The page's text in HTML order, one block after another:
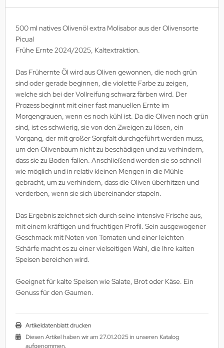
500 ml natives Olivenöl extra Molisabor aus der Olivensorte
Picual
Frühe Ernte 2024/2025, Kaltextraktion.
Das Frühernte Öl wird aus Oliven gewonnen, die noch grün
sind oder gerade beginnen, die violette Farbe zu zeigen,
welche sich bei der Vollreifung schwarz färben wird. Der
Prozess beginnt mit einer fast manuellen Ernte im
Morgengrauen, wenn es noch kühl ist. Da die Oliven noch grün
sind, ist es schwierig, sie von den Zweigen zu lösen, ein
Vorgang, der mit großer Sorgfalt durchgeführt werden muss,
um den Olivenbaum nicht zu beschädigen und zu verhindern,
dass sie zu Boden fallen. Anschließend werden sie so schnell
wie möglich und in relativ kleinen Mengen in die Mühle
gebracht, um zu verhindern, dass die Oliven überhitzen und
verderben, wenn sie sich übereinander stapeln.
Das Ergebnis zeichnet sich durch seine intensive Frische aus,
mit einem kräftigen und fruchtigen Profil. Sein ausgewogener
Geschmack mit Noten von Tomaten und einer leichten
Schärfe macht es zu einer vielseitigen Wahl, die Ihre kalten
Speisen bereichen wird.
Geeignet für kalte Speisen wie Salate, Brot oder Käse. Ein
Genuss für den Gaumen.
Artikeldatenblatt drucken
Diesen Artikel haben wir am 27.01.2025 in unseren Katalog
aufgenommen.